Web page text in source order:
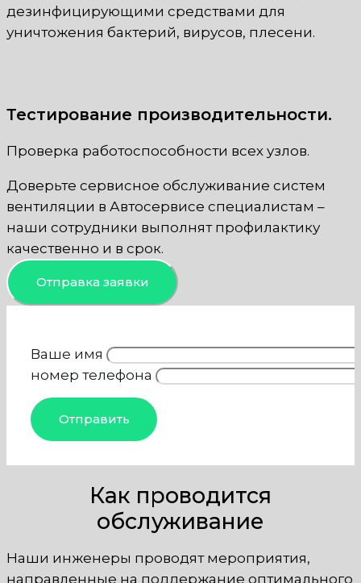
дезинфицирующими средствами для
уничтожения бактерий, вирусов, плесени.
Тестирование производительности.
Проверка работоспособности всех узлов.
Доверьте сервисное обслуживание систем
вентиляции в Автосервисе специалистам –
наши сотрудники выполнят профилактику
качественно и в срок.
Отправка заявки
Ваше имя
номер телефона
Как проводится
обслуживание
Наши инженеры проводят мероприятия,
направленные на поддержание оптимального